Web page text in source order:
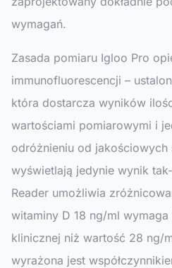
wymagań.
Zasada pomiaru Igloo Pro
immunofluorescencji –
która dostarcza wyników
wartościami pomiarowymi i
odróżnieniu od
wyświetlają jedynie wynik
Reader umożliwia
witaminy D 18 ng/ml
klinicznej niż wartość 28 ng/
wyrażona jest